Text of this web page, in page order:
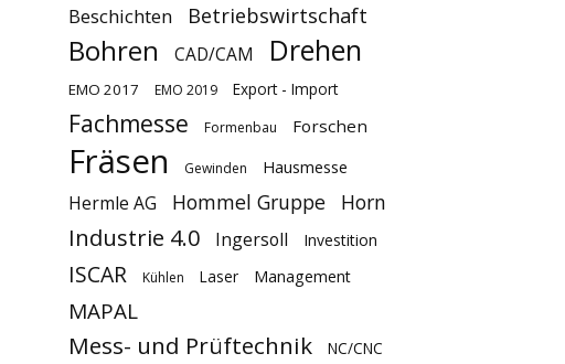
Beschichten Betriebswirtschaft
Bohren CAD/CAM Drehen
EMO 2017 EMO 2019 Export - Import
Fachmesse Formenbau Forschen
Fräsen Gewinden Hausmesse
Hermle AG Hommel Gruppe Horn
Industrie 4.0 Ingersoll Investition
ISCAR Kühlen Laser Management
MAPAL
Mess- und Prüftechnik NC/CNC